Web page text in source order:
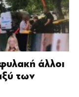
άλλοι
των